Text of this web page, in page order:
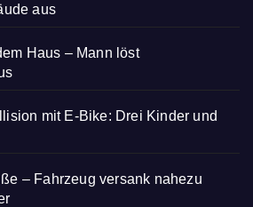
aus
Haus – Mann löst
mit E-Bike: Drei Kinder und
– Fahrzeug versank nahezu